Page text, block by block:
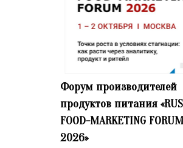
Форум производителей
продуктов питания
FOOD-MARKETING FORUM
2026»